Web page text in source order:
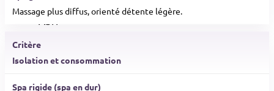
Abri
Filtre
Conseils
Massage plus diffus, orienté détente légère.
Isolation et consommation